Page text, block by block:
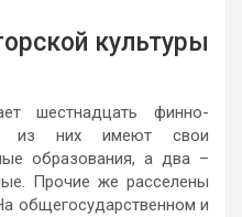
культуры
шестнадцать финно-
из них имеют свои
образования, а два –
Прочие же расселены
общегосударственном и